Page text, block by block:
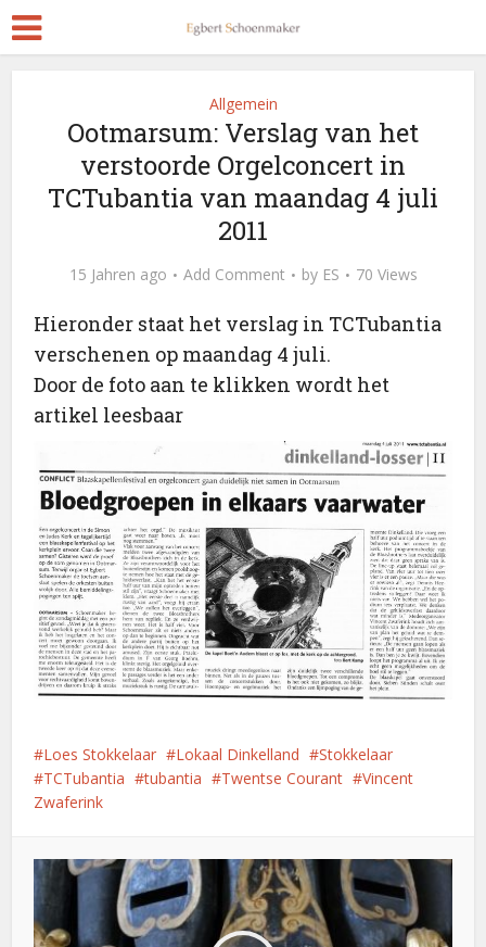
Allgemein
Ootmarsum: Verslag van het
verstoorde Orgelconcert in
TCTubantia van maandag 4 juli
2011
15 Jahren ago Add Comment by ES 70 Views
Hieronder staat het verslag in TCTubantia
verschenen op maandag 4 juli.
Door de foto aan te klikken wordt het
artikel leesbaar
Loes Stokkelaar Lokaal Dinkelland
Stokkelaar
TCTubantia
tubantia Twentse Courant
Vincent
Zwaferink